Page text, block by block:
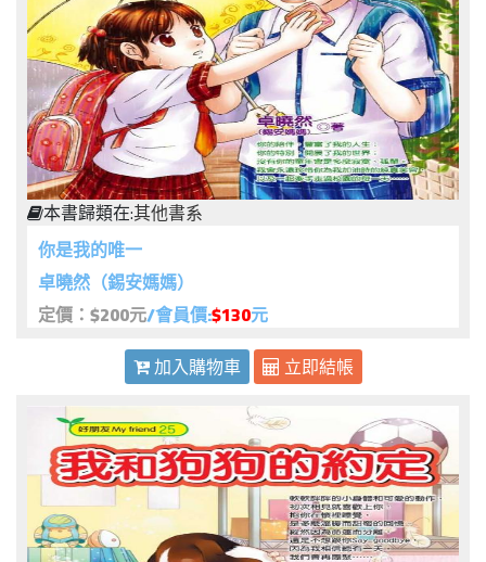
本書歸類在:其他書系
你是我的唯一
卓曉然（錫安媽媽）
定價：$200元/會員價:$130元
加入購物車
立即結帳